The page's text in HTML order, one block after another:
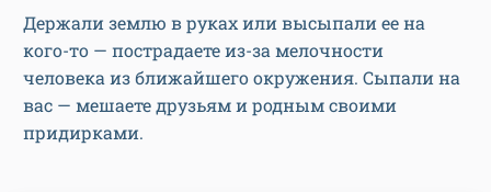
Держали землю в руках или высыпали ее на
кого-то — пострадаете из-за мелочности
человека из ближайшего окружения. Сыпали на
вас — мешаете друзьям и родным своими
придирками.